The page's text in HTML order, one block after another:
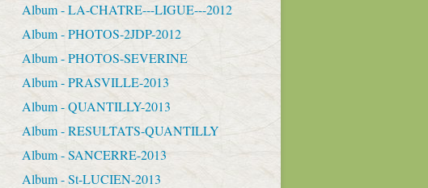
Album - LA-CHATRE---LIGUE---2012
Album - PHOTOS-2JDP-2012
Album - PHOTOS-SEVERINE
Album - PRASVILLE-2013
Album - QUANTILLY-2013
Album - RESULTATS-QUANTILLY
Album - SANCERRE-2013
Album - St-LUCIEN-2013